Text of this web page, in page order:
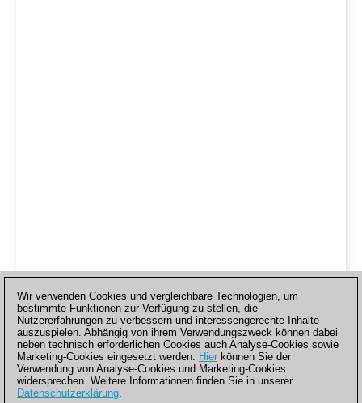
Wir verwenden Cookies und vergleichbare Technologien, um
bestimmte Funktionen zur Verfügung zu stellen, die
Nutzererfahrungen zu verbessern und interessengerechte Inhalte
auszuspielen. Abhängig von ihrem Verwendungszweck können dabei
neben technisch erforderlichen Cookies auch Analyse-Cookies sowie
Marketing-Cookies eingesetzt werden. Hier können Sie der
Verwendung von Analyse-Cookies und Marketing-Cookies
widersprechen. Weitere Informationen finden Sie in unserer
Datenschutzerklärung.